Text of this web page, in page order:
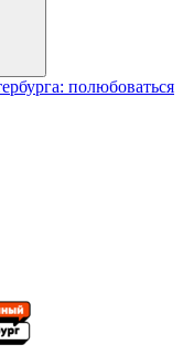
полюбоваться